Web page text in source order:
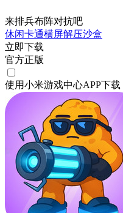
来排兵布阵对抗吧
休闲卡通横屏解压沙盒
立即下载
官方正版
使用小米游戏中心APP下载